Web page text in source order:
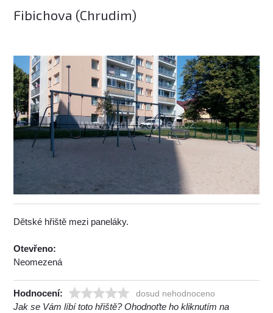
Fibichova (Chrudim)
Dětské hřiště mezi paneláky.
Otevřeno:
Neomezená
Hodnocení: dosud nehodnoceno
Jak se Vám líbí toto hřiště? Ohodnoťte ho kliknutím na